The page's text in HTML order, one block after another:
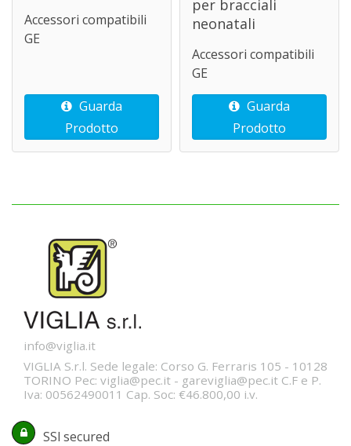
Accessori compatibili
GE
Guarda
Prodotto
per bracciali
neonatali
Accessori compatibili
GE
Guarda
Prodotto
info@viglia.it
VIGLIA S.r.l. Sede legale: Corso G. Ferraris 105 - 10128
TORINO Pec: viglia@pec.it - gareviglia@pec.it C.F e P.
Iva: 00562490011 Cap. Soc: €46.800,00 i.v.
SSl secured